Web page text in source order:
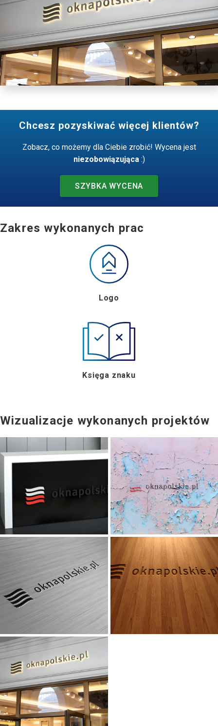
Chcesz pozyskiwać więcej klientów?
Zobacz, co możemy dla Ciebie zrobić! Wycena jest
niezobowiązująca:)
SZYBKA WYCENA
Zakres wykonanych prac
Logo
Księga znaku
Wizualizacje wykonanych projektów